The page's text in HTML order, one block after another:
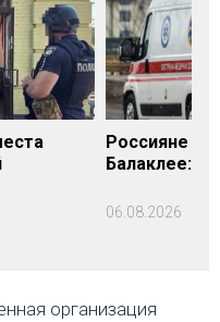
Россияне
Балаклее:
06.08.2026
организация